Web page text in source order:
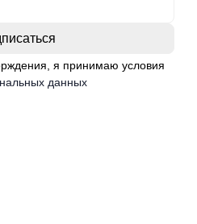
я принимаю условия
данных